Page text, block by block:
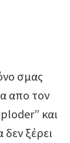
σμας
απο τον
και
ξέρει